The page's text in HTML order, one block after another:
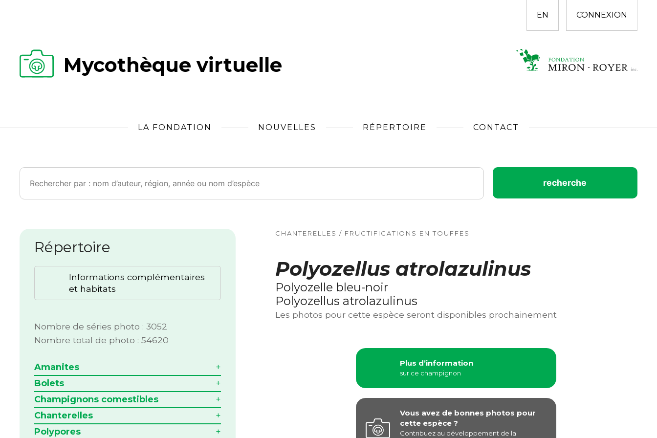
EN CONNEXION
Mycothèque virtuelle
LA FONDATION NOUVELLES RÉPERTOIRE CONTACT
Rechercher :
Répertoire
Informations complémentaires
et habitats
Nombre de séries photo : 3052
Nombre total de photo : 54620
Amanites
Bolets
Champignons comestibles
Chanterelles
Polypores
CHANTERELLES / FRUCTIFICATIONS EN TOUFFES
Polyozellus atrolazulinus
Polyozelle bleu-noir
Polyozellus atrolazulinus
Les photos pour cette espèce seront disponibles prochainement
Plus d’information
sur ce champignon
Vous avez de bonnes photos pour
cette espèce ?
Contribuez au développement de la